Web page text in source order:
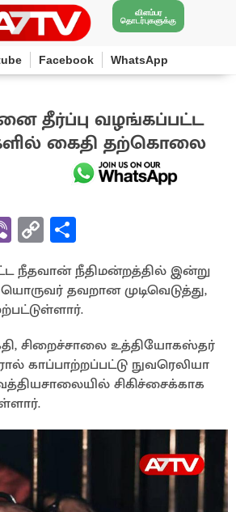
விளம்பர
தொடர்புகளுக்கு
Facebook WhatsApp
தீர்ப்பு வழங்கப்பட்ட
கைதி தற்கொலை
Vi
b
er
C
o
py
Li
n
k
h
ar
e
நீதவான் நீதிமன்றத்தில் இன்று
தவறான முடிவெடுத்து,
சிறைச்சாலை உத்தியோகஸ்தர்
காப்பாற்றப்பட்டு நுவரெலியா
சிகிச்சைக்காக